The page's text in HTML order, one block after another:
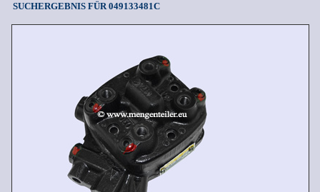
SUCHERGEBNIS FÜR 049133481C